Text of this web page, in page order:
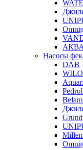
Насосы
DAB
WILO